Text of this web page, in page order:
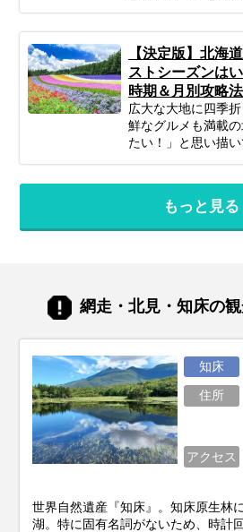
る北海道旅行を実現
な自然、美味しい
をたっぷり楽しむ
事では、忙しいあ
北海道旅行を最大限
立て方から、エリ
せるための秘訣ま
届けします。あな
行を実現するため
【決定版】北海
ストシーズンは
時期＆月別攻略法
広大な大地に四季
鮮なグルメも満載
たい！」と思い描
シーズンはいつ？
ね。北海道は訪れ
い！」という想い
トシーズン選びがと
るコツまで、北海道
めの情報をお届けし
もっと見る
網走・北見・知床の
知床
住所
アクセス
世界自然遺産『知床』。知床原生林
湖。特に固有名詞がないため、時計